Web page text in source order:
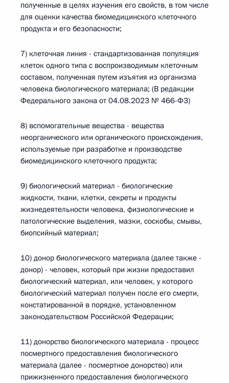
полученные в целях изучения его свойств, в том числе
для оценки качества биомедицинского клеточного
продукта и его безопасности;
7) клеточная линия - стандартизованная популяция
клеток одного типа с воспроизводимым клеточным
составом, полученная путем изъятия из организма
человека биологического материала; (В редакции
Федерального закона от 04.08.2023 № 466-ФЗ)
8) вспомогательные вещества - вещества
неорганического или органического происхождения,
используемые при разработке и производстве
биомедицинского клеточного продукта;
9) биологический материал - биологические
жидкости, ткани, клетки, секреты и продукты
жизнедеятельности человека, физиологические и
патологические выделения, мазки, соскобы, смывы,
биопсийный материал;
10) донор биологического материала (далее также -
донор) - человек, который при жизни предоставил
биологический материал, или человек, у которого
биологический материал получен после его смерти,
констатированной в порядке, установленном
законодательством Российской Федерации;
11) донорство биологического материала - процесс
посмертного предоставления биологического
материала (далее - посмертное донорство) или
прижизненного предоставления биологического